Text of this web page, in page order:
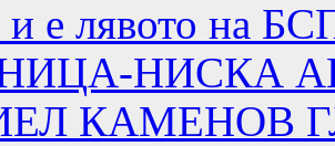
и е лявото на
НИСКА
КАМЕНОВ